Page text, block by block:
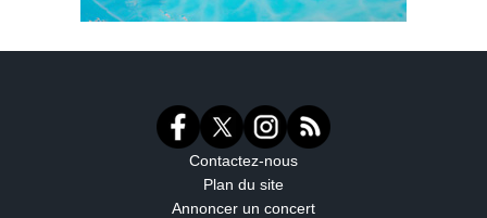
Contactez-nous
Plan du site
Annoncer un concert